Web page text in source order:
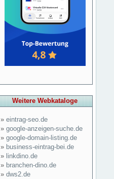
Weitere Webkataloge
» eintrag-seo.de
» google-anzeigen-suche.de
» google-domain-listing.de
» business-eintrag-bei.de
» linkdino.de
» branchen-dino.de
» dws2.de